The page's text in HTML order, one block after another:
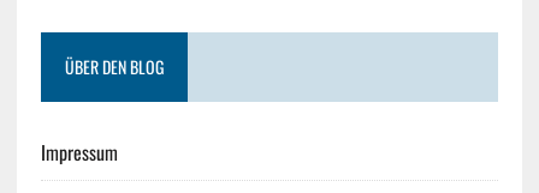
ÜBER DEN BLOG
Impressum